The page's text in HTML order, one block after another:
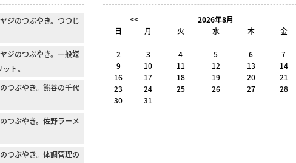
ジのつぶやき。つつじ
ジのつぶやき。一般媒
ト。
つぶやき。熊谷の千代
つぶやき。佐野ラーメ
つぶやき。体調管理の
<<
2026年8月
日
月 火 水 木 金
2 3 4 5 6
7
9
10 11 12 13
14
16
17 18 19 20
21
23
24 25 26 27
28
30
31